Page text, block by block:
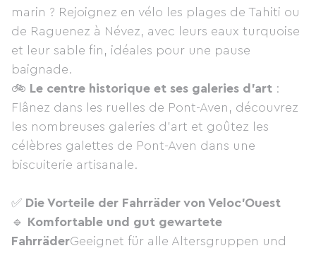
marin ? Rejoignez en vélo les plages de Tahiti ou
de Raguenez à Névez, avec leurs eaux turquoise
et leur sable fin, idéales pour une pause
baignade.
🚲 Le centre historique et ses galeries d’art :
Flânez dans les ruelles de Pont-Aven, découvrez
les nombreuses galeries d’art et goûtez les
célèbres galettes de Pont-Aven dans une
biscuiterie artisanale.
✅ Die Vorteile der Fahrräder von Veloc'Ouest
🔹 Komfortable und gut gewartete
FahrräderGeeignet für alle Altersgruppen und